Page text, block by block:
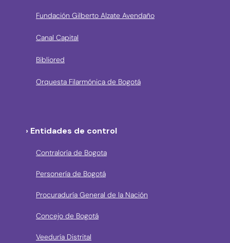
Fundación Gilberto Alzate Avendaño
Canal Capital
Bibliored
Orquesta Filarmónica de Bogotá
› Entidades de control
Contraloría de Bogota
Personería de Bogotá
Procuraduría General de la Nación
Concejo de Bogotá
Veeduría Distrital